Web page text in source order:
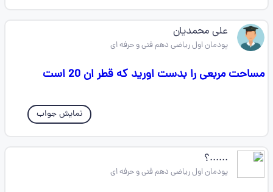
علی محمدیان
پودمان اول ریاضی دهم فنی و حرفه ای
مساحت مربعی را بدست اورید که قطر ان 20 است
نمایش جواب
......؟
پودمان اول ریاضی دهم فنی و حرفه ای